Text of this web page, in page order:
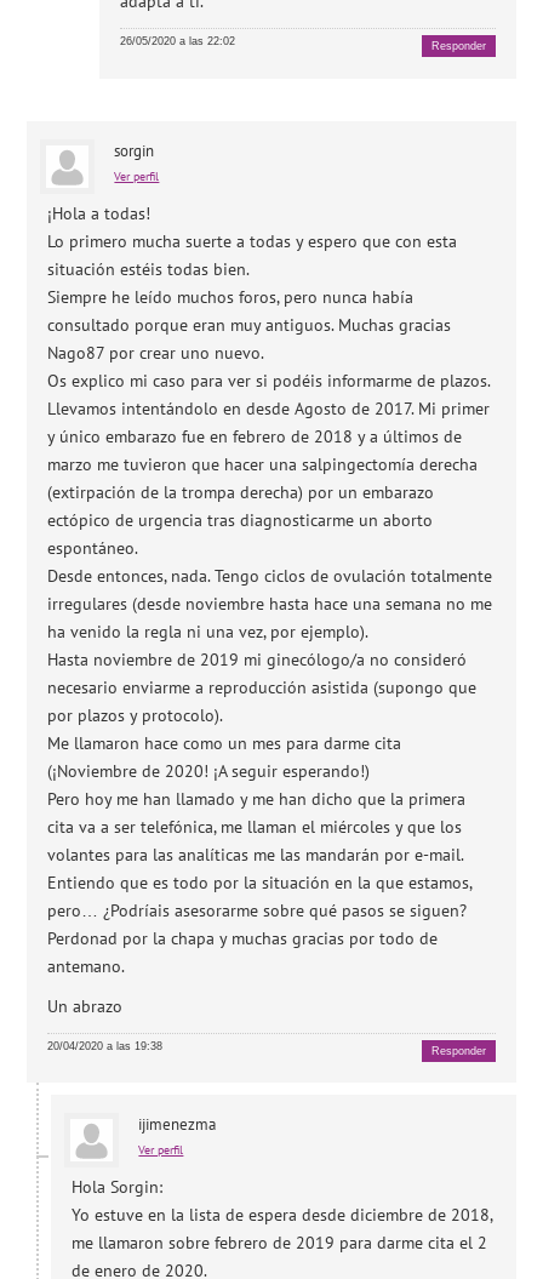
26/05/2020 a las 22:02 Responder
sorgin
Ver perfil
¡Hola a todas!
Lo primero mucha suerte a todas y espero que con esta
situación estéis todas bien.
Siempre he leído muchos foros, pero nunca había
consultado porque eran muy antiguos. Muchas gracias
Nago87 por crear uno nuevo.
Os explico mi caso para ver si podéis informarme de plazos.
Llevamos intentándolo en desde Agosto de 2017. Mi primer
y único embarazo fue en febrero de 2018 y a últimos de
marzo me tuvieron que hacer una salpingectomía derecha
(extirpación de la trompa derecha) por un embarazo
ectópico de urgencia tras diagnosticarme un aborto
espontáneo.
Desde entonces, nada. Tengo ciclos de ovulación totalmente
irregulares (desde noviembre hasta hace una semana no me
ha venido la regla ni una vez, por ejemplo).
Hasta noviembre de 2019 mi ginecólogo/a no consideró
necesario enviarme a reproducción asistida (supongo que
por plazos y protocolo).
Me llamaron hace como un mes para darme cita
(¡Noviembre de 2020! ¡A seguir esperando!)
Pero hoy me han llamado y me han dicho que la primera
cita va a ser telefónica, me llaman el miércoles y que los
volantes para las analíticas me las mandarán por e-mail.
Entiendo que es todo por la situación en la que estamos,
pero… ¿Podríais asesorarme sobre qué pasos se siguen?
Perdonad por la chapa y muchas gracias por todo de
antemano.
Un abrazo
20/04/2020 a las 19:38 Responder
ijimenezma
Ver perfil
Hola Sorgin:
Yo estuve en la lista de espera desde diciembre de 2018,
me llamaron sobre febrero de 2019 para darme cita el 2
de enero de 2020.